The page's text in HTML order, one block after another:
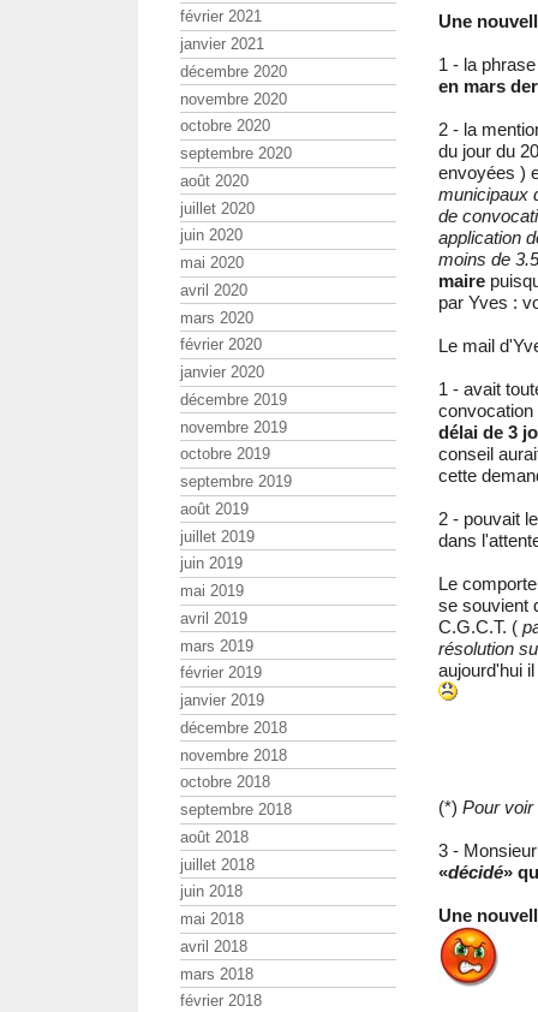
Une
1 - la
en mars
2 - la
du jour du
envoyées )
municipaux
de
application
moins de
maire
par Yves :
Le mail
1 - avait
délai de 3
conseil
cette
2 - pouvait
dans
Le
se souvient
C.G.C.T. (
résolution
aujourd'hui
(*) Pour voir
3 -
«décidé»
Une
février 2021
janvier 2021
décembre 2020
novembre 2020
octobre 2020
septembre 2020
août 2020
juillet 2020
juin 2020
mai 2020
avril 2020
mars 2020
février 2020
janvier 2020
décembre 2019
novembre 2019
octobre 2019
septembre 2019
août 2019
juillet 2019
juin 2019
mai 2019
avril 2019
mars 2019
février 2019
janvier 2019
décembre 2018
novembre 2018
octobre 2018
septembre 2018
août 2018
juillet 2018
juin 2018
mai 2018
avril 2018
mars 2018
février 2018